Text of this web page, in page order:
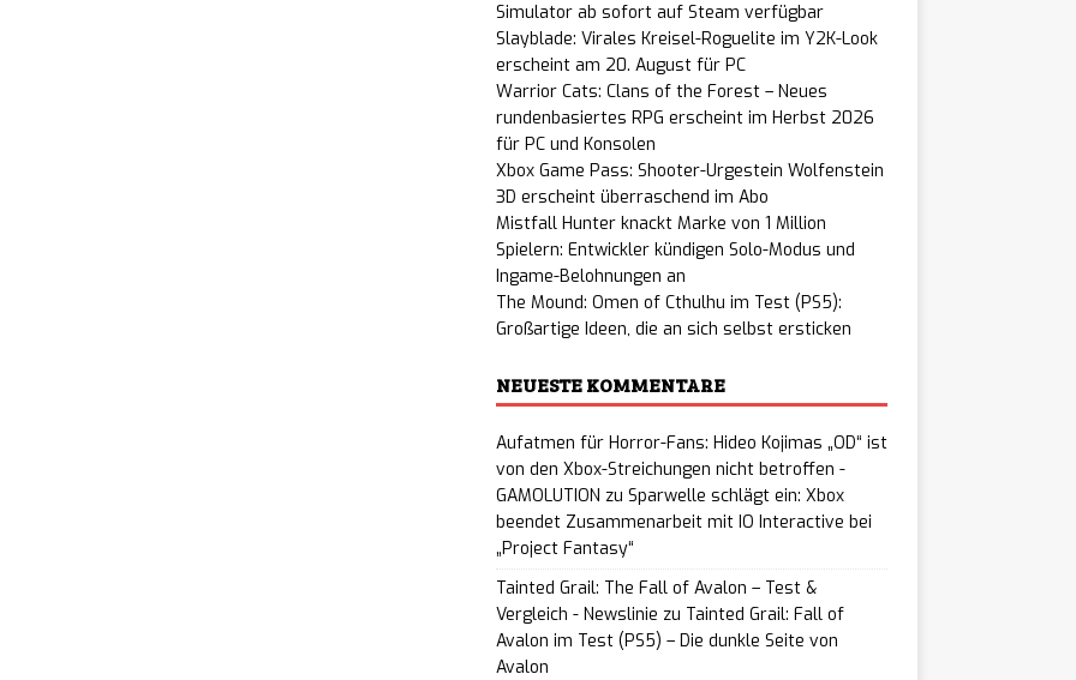
Simulator ab sofort auf Steam verfügbar
Slayblade: Virales Kreisel-Roguelite im Y2K-Look
erscheint am 20. August für PC
Warrior Cats: Clans of the Forest – Neues
rundenbasiertes RPG erscheint im Herbst 2026
für PC und Konsolen
Xbox Game Pass: Shooter-Urgestein Wolfenstein
3D erscheint überraschend im Abo
Mistfall Hunter knackt Marke von 1 Million
Spielern: Entwickler kündigen Solo-Modus und
Ingame-Belohnungen an
The Mound: Omen of Cthulhu im Test (PS5):
Großartige Ideen, die an sich selbst ersticken
NEUESTE KOMMENTARE
Aufatmen für Horror-Fans: Hideo Kojimas „OD“ ist
von den Xbox-Streichungen nicht betroffen -
GAMOLUTION zu Sparwelle schlägt ein: Xbox
beendet Zusammenarbeit mit IO Interactive bei
„Project Fantasy“
Tainted Grail: The Fall of Avalon – Test &
Vergleich - Newslinie zu Tainted Grail: Fall of
Avalon im Test (PS5) – Die dunkle Seite von
Avalon